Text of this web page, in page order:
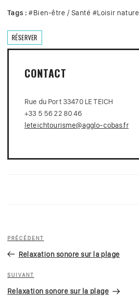
Tags : #Bien-être / Santé #Loisir nature
RÉSERVER
CONTACT
Rue du Port 33470 LE TEICH
+33 5 56 22 80 46
leteichtourisme@agglo-cobas.fr
Navigation
l’article
Article
précédent
PRÉCÉDENT
Relaxation sonore sur la plage
Article
suivant
SUIVANT
Relaxation sonore sur la plage